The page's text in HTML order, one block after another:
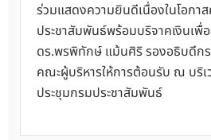
ร่วมแสดงความยินดีเนื่องในโอกา
ประชาสัมพันธ์พร้อมบริจาคเงินเ
ดร.พรพิทักษ์ แม้นศิริ รองอธิบดีก
คณะผู้บริหารให้การต้อนรับ ณ บริ
ประชุมกรมประชาสัมพันธ์